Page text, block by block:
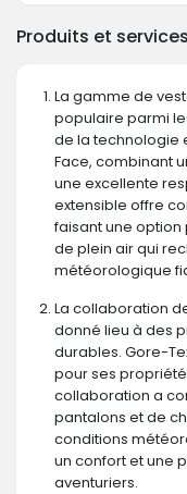
Produits et
La gamme de
populaire parmi
de la technologie
Face, combinant
une excellente
extensible offre
faisant une
de plein air qui
météorologique
La collaboration
donné lieu à des
durables. Gore-
pour ses
collaboration a
pantalons et de
conditions
un confort et une
aventuriers.